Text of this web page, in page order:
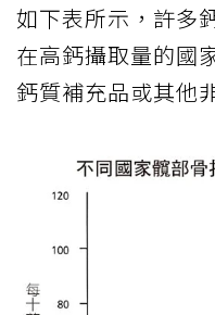
如下表所示，許多
在高鈣攝取量的國
鈣質補充品或其他